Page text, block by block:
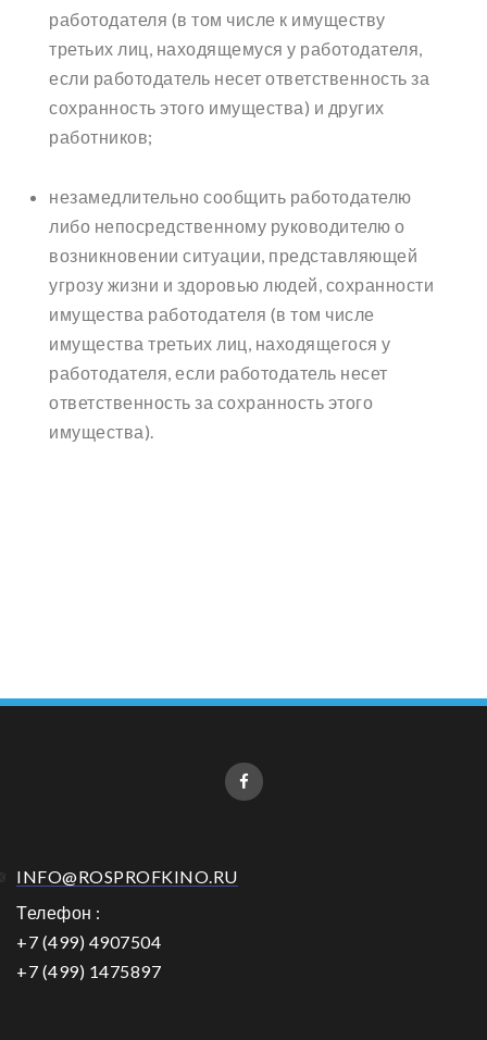
работодателя (в том числе к имуществу
третьих лиц, находящемуся у работодателя,
если работодатель несет ответственность за
сохранность этого имущества) и других
работников;
незамедлительно сообщить работодателю
либо непосредственному руководителю о
возникновении ситуации, представляющей
угрозу жизни и здоровью людей, сохранности
имущества работодателя (в том числе
имущества третьих лиц, находящегося у
работодателя, если работодатель несет
ответственность за сохранность этого
имущества).
INFO@ROSPROFKINO.RU
Телефон :
+7 (499) 4907504
+7 (499) 1475897